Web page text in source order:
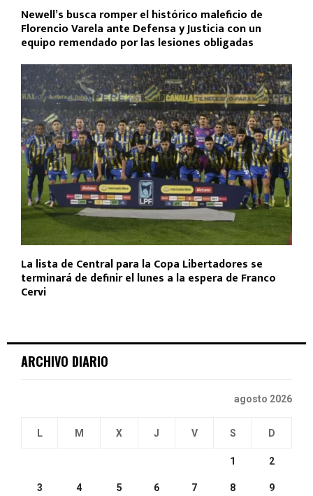
Newell’s busca romper el histórico maleficio de
Florencio Varela ante Defensa y Justicia con un
equipo remendado por las lesiones obligadas
La lista de Central para la Copa Libertadores se
terminará de definir el lunes a la espera de Franco
Cervi
ARCHIVO DIARIO
agosto 2026
L M X J V S D
1 2
3 4 5 6 7 8 9